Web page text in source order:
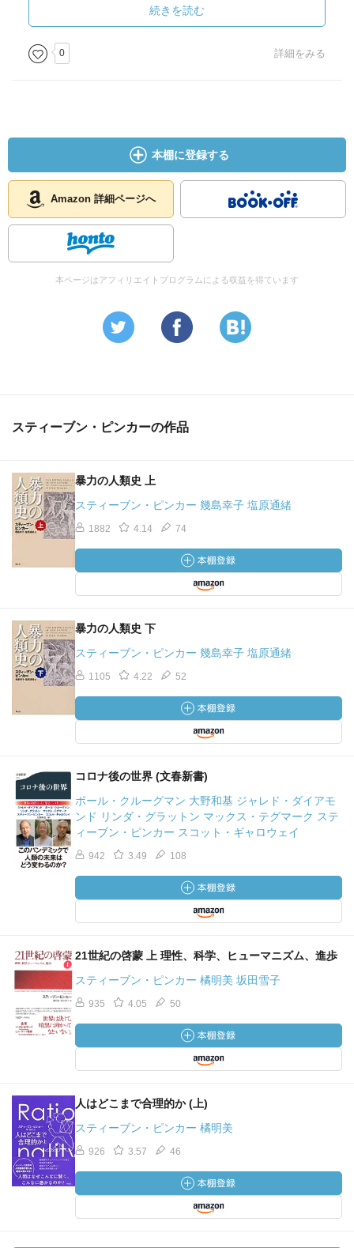
境により決定されるという議論に対し、性差など「生まれ
つき」の要素
を無視することはできないとして徹底的な反証を繰り広げ
る。現代科学
じた「第III部 四つの恐怖を克服する」まで。
【目次】
はじめに
I 三つの公式理論――ブランク・スレート、高貴な野蛮
第 1章 心は「空白の石版」か
第 7章 すべては詭弁だった――「三位一体」信仰を検討
する
III 四つの恐怖を克服する――不平等・不道徳・無責任・ニ
第 8章 もし生まれついての差異があるのならば……
第 9章 もし努力しても無駄ならば……
ば……
第11章 もし人生に意味がないのならば……
付録／原注／参考文献／人名索引
続きを読む
0 詳細をみる
本棚に登録する
Amazon 詳細ページへ
本ページはアフィリエイトプログラムによる収益を得ています
スティーブン・ピンカーの作品
暴力の人類史 上
スティーブン・ピンカー 幾島幸子 塩原通緒
1882 4.14 74
暴力の人類史 下
スティーブン・ピンカー 幾島幸子 塩原通緒
1105 4.22 52
コロナ後の世界 (文春新書)
ポール・クルーグマン 大野和基 ジャレド・ダイアモ
ンド リンダ・グラットン マックス・テグマーク ステ
ィーブン・ピンカー スコット・ギャロウェイ
942 3.49 108
21世紀の啓蒙 上 理性、科学、ヒューマニズム、進歩
スティーブン・ピンカー 橘明美 坂田雪子
935 4.05 50
人はどこまで合理的か (上)
スティーブン・ピンカー 橘明美
926 3.57 46